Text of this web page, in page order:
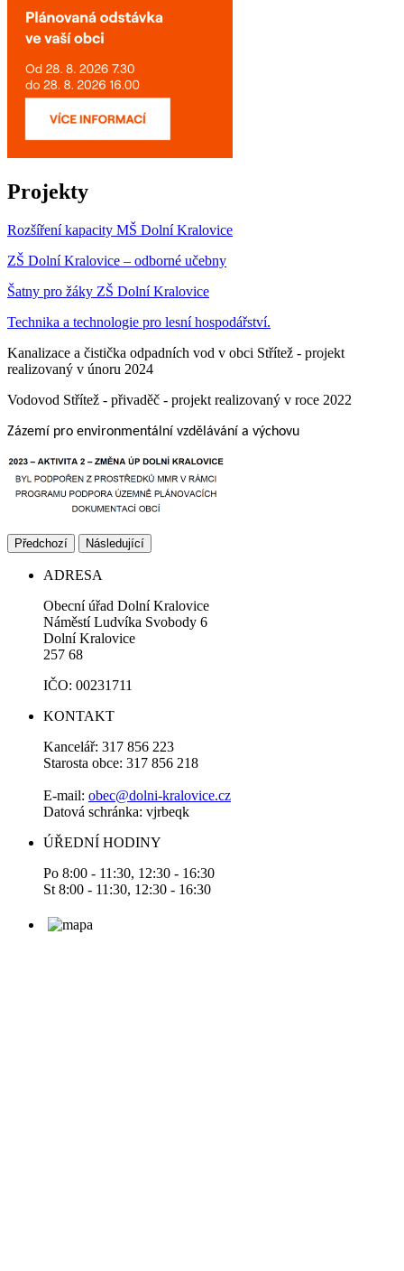
Projekty
Rozšíření kapacity MŠ Dolní Kralovice
ZŠ Dolní Kralovice – odborné učebny
Šatny pro žáky ZŠ Dolní Kralovice
Technika a technologie pro lesní hospodářství.
Kanalizace a čistička odpadních vod v obci Střítež - projekt
realizovaný v únoru 2024
Vodovod Střítež - přivaděč - projekt realizovaný v roce 2022
Zázemí pro environmentální vzdělávání a výchovu
Předchozí Následující
ADRESA
Obecní úřad Dolní Kralovice
Náměstí Ludvíka Svobody 6
Dolní Kralovice
257 68
IČO: 00231711
KONTAKT
Kancelář: 317 856 223
Starosta obce: 317 856 218
E-mail: obec@dolni-kralovice.cz
Datová schránka: vjrbeqk
ÚŘEDNÍ HODINY
Po 8:00 - 11:30, 12:30 - 16:30
St 8:00 - 11:30, 12:30 - 16:30